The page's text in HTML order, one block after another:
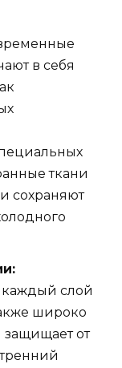
в себя
ткани
сохраняют
слой
широко
от